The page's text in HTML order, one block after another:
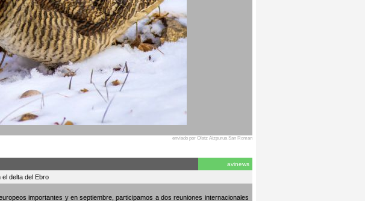
enviado por Olatz Aizpurua San Roman
avinews
delta del Ebro
importantes y en septiembre, participamos a dos reuniones internacionales